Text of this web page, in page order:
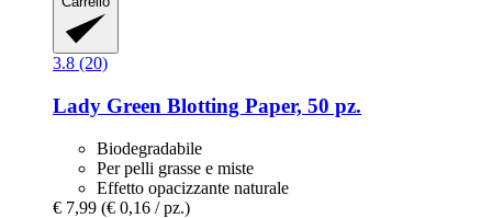
3.8 (20)
Lady Green Blotting Paper, 50 pz.
Biodegradabile
Per pelli grasse e miste
Effetto opacizzante naturale
€ 7,99 (€ 0,16 / pz.)